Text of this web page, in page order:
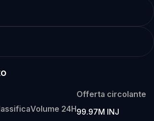
Volume 24H
Offerta circolante
99.97M INJ